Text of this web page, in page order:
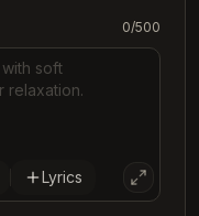
0/500
Lyrics